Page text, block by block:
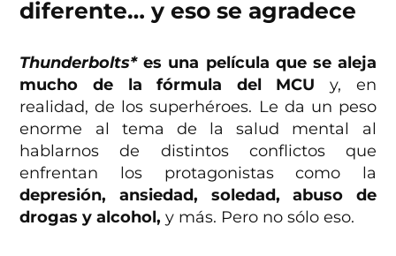
diferente… y eso se agradece
Thunderbolts*es una película que se aleja
mucho de la fórmula del MCU y, en
realidad, de los superhéroes. Le da un peso
enorme al tema de la salud mental al
hablarnos de distintos conflictos que
enfrentan los protagonistas como la
depresión, ansiedad, soledad, abuso de
drogas y alcohol, y más. Pero no sólo eso.